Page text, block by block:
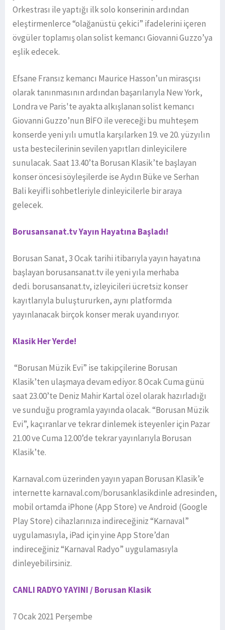
Orkestrası ile yaptığı ilk solo konserinin ardından
eleştirmenlerce “olağanüstü çekici” ifadelerini içeren
övgüler toplamış olan solist kemancı Giovanni Guzzo’ya
eşlik edecek.
Efsane Fransız kemancı Maurice Hasson’un mirasçısı
olarak tanınmasının ardından başarılarıyla New York,
Londra ve Paris'te ayakta alkışlanan solist kemancı
Giovanni Guzzo’nun BİFO ile vereceği bu muhteşem
konserde yeni yılı umutla karşılarken 19. ve 20. yüzyılın
usta bestecilerinin sevilen yapıtları dinleyicilere
sunulacak. Saat 13.40’ta Borusan Klasik’te başlayan
konser öncesi söyleşilerde ise Aydın Büke ve Serhan
Bali keyifli sohbetleriyle dinleyicilerle bir araya
gelecek.
Borusansanat.tv Yayın Hayatına Başladı!
Borusan Sanat, 3 Ocak tarihi itibarıyla yayın hayatına
başlayan borusansanat.tv ile yeni yıla merhaba
dedi. borusansanat.tv, izleyicileri ücretsiz konser
kayıtlarıyla buluştururken, aynı platformda
yayınlanacak birçok konser merak uyandırıyor.
Klasik Her Yerde!
“Borusan Müzik Evi” ise takipçilerine Borusan
Klasik’ten ulaşmaya devam ediyor. 8 Ocak Cuma günü
saat 23.00’te Deniz Mahir Kartal özel olarak hazırladığı
ve sunduğu programla yayında olacak. “Borusan Müzik
Evi”, kaçıranlar ve tekrar dinlemek isteyenler için Pazar
21.00 ve Cuma 12.00’de tekrar yayınlarıyla Borusan
Klasik’te.
Karnaval.com üzerinden yayın yapan Borusan Klasik’e
internette karnaval.com/borusanklasikdinle adresinden,
mobil ortamda iPhone (App Store) ve Android (Google
Play Store) cihazlarınıza indireceğiniz “Karnaval”
uygulamasıyla, iPad için yine App Store’dan
indireceğiniz “Karnaval Radyo” uygulamasıyla
dinleyebilirsiniz.
CANLI RADYO YAYINI / Borusan Klasik
7 Ocak 2021 Perşembe